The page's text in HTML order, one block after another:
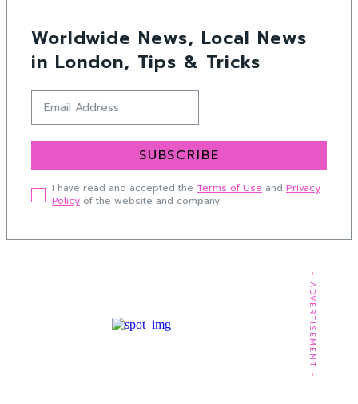
Worldwide News, Local News
in London, Tips & Tricks
SUBSCRIBE
I have read and accepted the Terms of Use and Privacy
Policy of the website and company.
- ADVERTISEMENT -